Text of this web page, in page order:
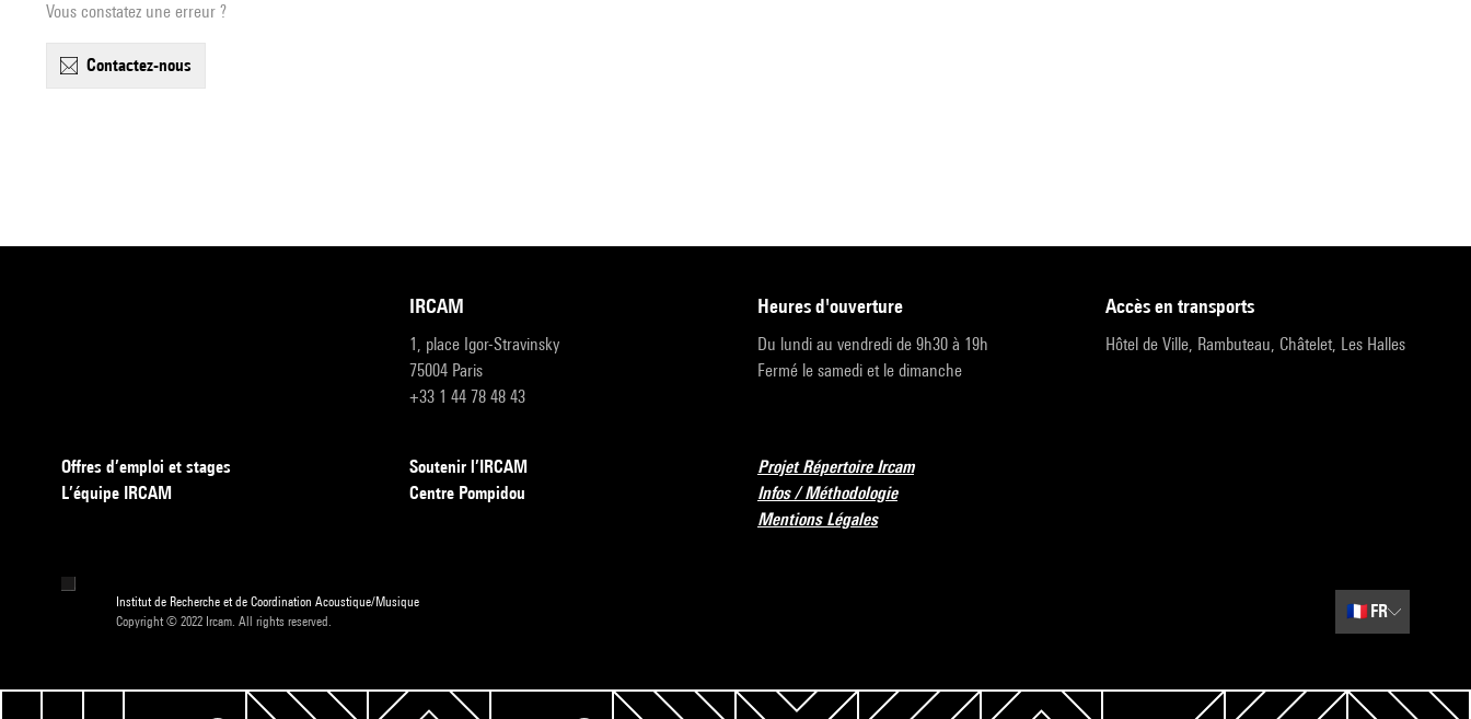
Vous constatez une erreur ?
contactez-nous
IRCAM
1, place Igor-Stravinsky
75004 Paris
+33 1 44 78 48 43
heures d'ouverture
Du lundi au vendredi de 9h30 à 19h
Fermé le samedi et le dimanche
accès en transports
Hôtel de Ville, Rambuteau, Châtelet, Les Halles
Offres d’emploi et stages
L’équipe IRCAM
Soutenir l’IRCAM
Centre Pompidou
Projet Répertoire Ircam
Infos / Méthodologie
Mentions Légales
Institut de Recherche et de Coordination Acoustique/Musique
Copyright © 2022 Ircam. All rights reserved.
🇫🇷 FR